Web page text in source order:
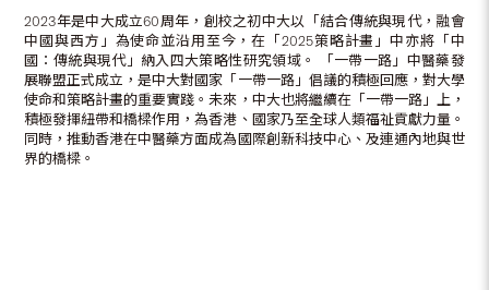
2023年是中大成立60周年，創校之初中大以「結合傳統與現代，融會
中國與西方」為使命並沿用至今，在「2025策略計畫」中亦將「中
國：傳統與現代」納入四大策略性研究領域。 「一帶一路」中醫藥發
展聯盟正式成立，是中大對國家「一帶一路」倡議的積極回應，對大學
使命和策略計畫的重要實踐。未來，中大也將繼續在「一帶一路」上，
積極發揮紐帶和橋樑作用，為香港、國家乃至全球人類福祉貢獻力量。
同時，推動香港在中醫藥方面成為國際創新科技中心、及連通內地與世
界的橋樑。